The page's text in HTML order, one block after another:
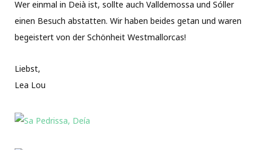
Wer einmal in Deià ist, sollte auch Valldemossa und Sóller
einen Besuch abstatten. Wir haben beides getan und waren
begeistert von der Schönheit Westmallorcas!
Liebst,
Lea Lou